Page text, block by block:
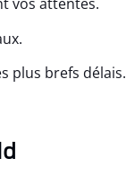
plus brefs délais.